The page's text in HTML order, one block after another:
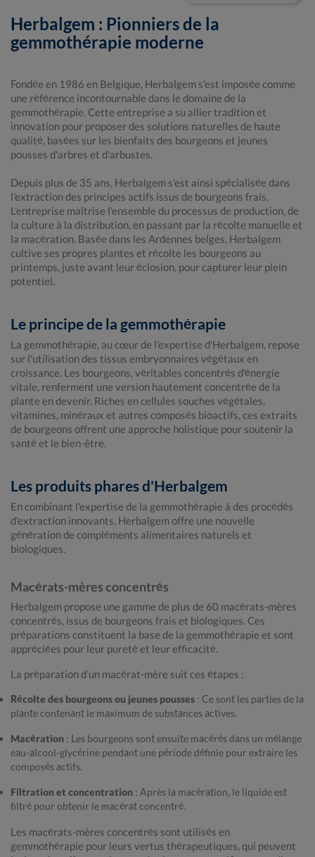
Herbalgem : Pionniers de la
gemmothérapie moderne
Fondée en 1986 en Belgique, Herbalgem s'est imposée comme
une référence incontournable dans le domaine de la
gemmothérapie. Cette entreprise a su allier tradition et
innovation pour proposer des solutions naturelles de haute
qualité, basées sur les bienfaits des bourgeons et jeunes
pousses d'arbres et d'arbustes.
Depuis plus de 35 ans, Herbalgem s'est ainsi spécialisée dans
l'extraction des principes actifs issus de bourgeons frais.
L'entreprise maîtrise l'ensemble du processus de production, de
la culture à la distribution, en passant par la récolte manuelle et
la macération. Basée dans les Ardennes belges, Herbalgem
cultive ses propres plantes et récolte les bourgeons au
printemps, juste avant leur éclosion, pour capturer leur plein
potentiel.
Le principe de la gemmothérapie
La gemmothérapie, au cœur de l'expertise d'Herbalgem, repose
sur l'utilisation des tissus embryonnaires végétaux en
croissance. Les bourgeons, véritables concentrés d'énergie
vitale, renferment une version hautement concentrée de la
plante en devenir. Riches en cellules souches végétales,
vitamines, minéraux et autres composés bioactifs, ces extraits
de bourgeons offrent une approche holistique pour soutenir la
santé et le bien-être.
Les produits phares d'Herbalgem
En combinant l'expertise de la gemmothérapie à des procédés
d'extraction innovants, Herbalgem offre une nouvelle
génération de compléments alimentaires naturels et
biologiques.
Macérats-mères concentrés
Herbalgem propose une gamme de plus de 60 macérats-mères
concentrés, issus de bourgeons frais et biologiques. Ces
préparations constituent la base de la gemmothérapie et sont
appréciées pour leur pureté et leur efficacité.
La préparation d’un macérat-mère suit ces étapes :
Récolte des bourgeons ou jeunes pousses : Ce sont les parties de la
plante contenant le maximum de substances actives.
Macération : Les bourgeons sont ensuite macérés dans un mélange
eau-alcool-glycérine pendant une période définie pour extraire les
composés actifs.
Filtration et concentration : Après la macération, le liquide est
filtré pour obtenir le macérat concentré.
Les macérats-mères concentrés sont utilisés en
gemmothérapie pour leurs vertus thérapeutiques, qui peuvent